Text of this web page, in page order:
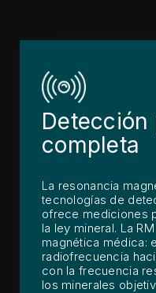
completa
La resonancia
tecnologías de
ofrece mediciones
la ley mineral. La
magnética médica:
radiofrecuencia
con la frecuencia
los minerales